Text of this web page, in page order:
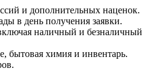
и дополнительных наценок.
в день получения заявки.
наличный и безналичный
бытовая химия и инвентарь.